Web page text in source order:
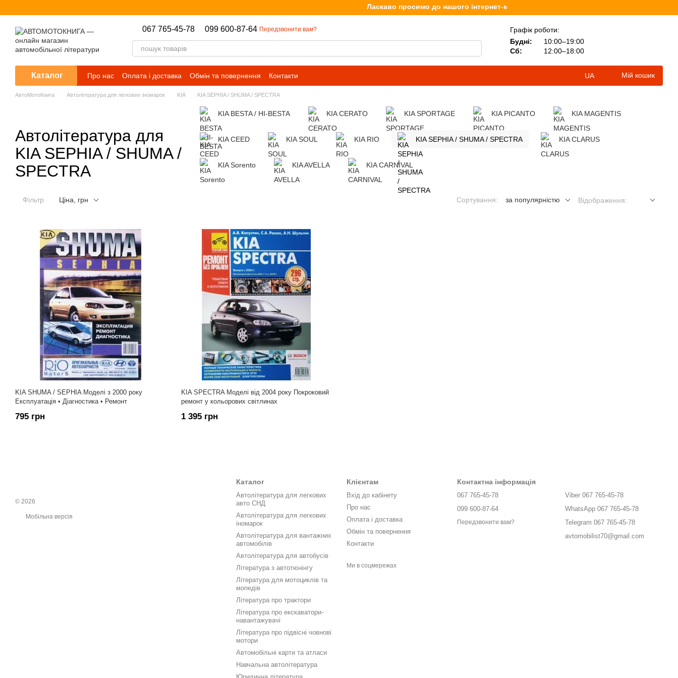
Ласкаво просимо до нашого інтернет-магазину, присвяченого продажу книг для
067 765-45-78 099 600-87-64 Передзвонити вам?
Графік роботи:
Будні:
10:00–19:00
Сб:
12:00–18:00
Каталог Про нас Оплата і доставка Обмін та повернення Контакти UA Мій кошик
АвтоМотоКнига Автолітература для легкових іномарок KIA KIA SEPHIA / SHUMA / SPECTRA
Автолітература для
KIA SEPHIA / SHUMA /
SPECTRA
KIA BESTA / HI-BESTA KIA CERATO KIA SPORTAGE KIA PICANTO KIA MAGENTIS
KIA CEED KIA SOUL KIA RIO KIA SEPHIA / SHUMA / SPECTRA KIA CLARUS
KIA Sorento KIA AVELLA KIA CARNIVAL
Фільтр Ціна, грн Сортування: за популярністю Відображення:
KIA SHUMA / SEPHIA Моделі з 2000 року
Експлуатація • Діагностика • Ремонт
795 грн
KIA SPECTRA Моделі від 2004 року Покроковий
ремонт у кольорових світлинах
1 395 грн
© 2026
Мобільна версія
Каталог
Автолітература для легкових
авто СНД
Автолітература для легкових
іномарок
Автолітература для вантажних
автомобілів
Автолітература для автобусів
Література з автотюнінгу
Література для мотоциклів та
мопедів
Література про трактори
Література про екскаватори-
навантажувачі
Література про підвісні човнові
мотори
Автомобільні карти та атласи
Навчальна автолітература
Клієнтам
Вхід до кабінету
Про нас
Оплата і доставка
Обмін та повернення
Контакти
Ми в соцмережах
Контактна інформація
067 765-45-78
099 600-87-64
Передзвонити вам?
Viber 067 765-45-78
WhatsApp 067 765-45-78
Telegram 067 765-45-78
avtomobilist70@gmail.com